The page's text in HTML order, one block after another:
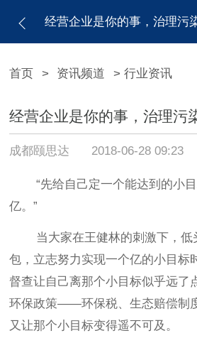
经营企业是你的事，治理污
首页 > 资讯频道 > 行业资讯
经营企业是你的事，治理污
成都颐思达 2018-06-28 09:23
“先给自己定一个能达到的小
亿。”
当大家在王健林的刺激下，
包，立志努力实现一个亿的小目标
督查让自己离那个小目标似乎远了
环保政策——环保税、生态赔偿制
又让那个小目标变得遥不可及。